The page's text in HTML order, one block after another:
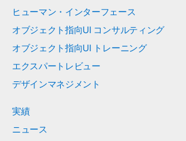
ヒューマン・インターフェース
オブジェクト指向UI コンサルティング
オブジェクト指向UI トレーニング
エクスパートレビュー
デザインマネジメント
実績
ニュース